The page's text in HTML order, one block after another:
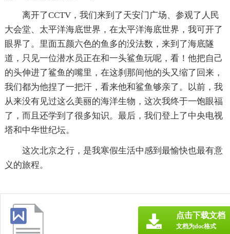
离开了CCTV，我们来到了天安门广场、参观了人民
大会堂、太平洋海底世界，在太平洋海底世界，我可开了
眼界了。里面五颜六色的鱼多的没法数，来到了海底隧
道，只见一位潜水员正在和一头鲨鱼玩呢，看！他把自己
的头伸进了鲨鱼的嘴里，在这刹那间他的头又缩了回来，
我们都为他捏了一把汗，看来他和鲨鱼够亲了。以前，我
从来没有见过这么美丽的海洋生物，这次我终于一饱眼福
了，而且还学到了很多知识。最后，我们登上了中央电视
塔和中华世纪坛。
这次北京之行，是我寒假生活中感到最愉快也最有意
义的旅程。
点击下载文档
文档为doc格式